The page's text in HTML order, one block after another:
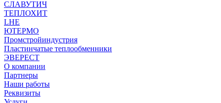
СЛАВУТИЧ
ТЕПЛОХИТ
LHE
ЮТЕРМО
Промстройиндустрия
Пластинчатые теплообменники
ЭВЕРЕСТ
О компании
Партнеры
Наши работы
Реквизиты